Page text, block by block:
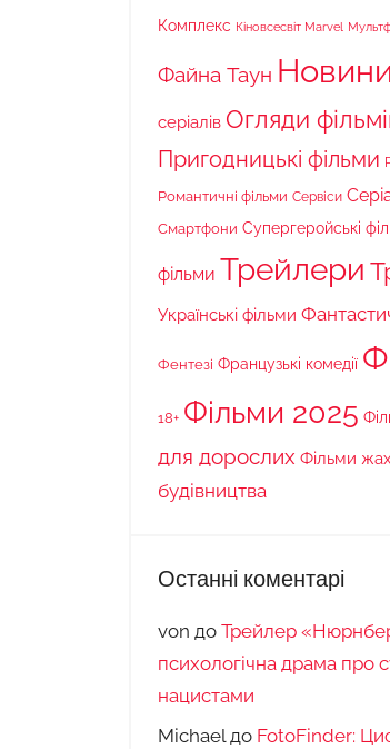
Комплекс Кіновсесвіт Marvel
Файна Таун
серіалів Огляди
Пригодницькі фільми
Романтичні фільми Сервіси
Смартфони Супергеройські
фільми Трейлери
Українські фільми
Фентезі Французькі комедії
18+ Фільми 2025
для дорослих Фільми
будівництва
Останні коментарі
von до Трейлер
психологічна драма про
нацистами
Michael до FotoFinder: